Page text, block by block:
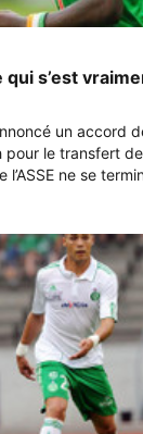
qui s’est
un accord
pour le transfert
l’ASSE ne se